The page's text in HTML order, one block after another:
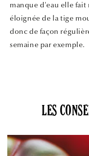
manque d'eau elle fait
éloignée de la tige
donc de façon
semaine par exemple.
LES